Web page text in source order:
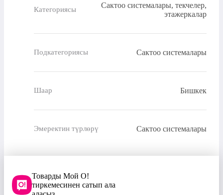
Категориясы
Сактоо системалары, текчелер,
этажеркалар
Подкатегориясы Сактоо системалары
Шаар Бишкек
Эмеректин түрлөрү Сактоо системалары
Товарды Мой О!
тиркемесинен сатып ала